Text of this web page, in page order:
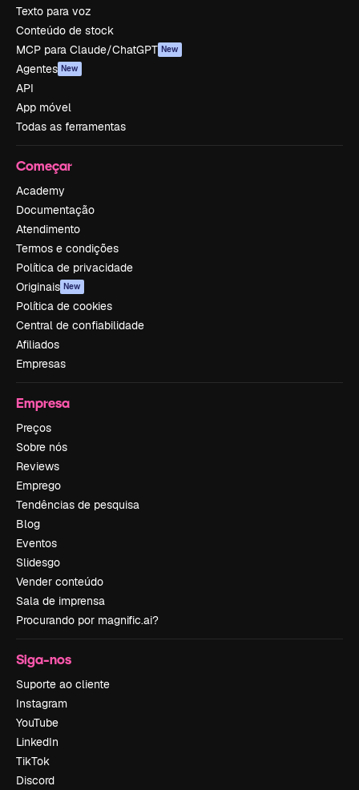
Texto para voz
Conteúdo de stock
MCP para Claude/ChatGPT New
Agentes New
API
App móvel
Todas as ferramentas
Começar
Academy
Documentação
Atendimento
Termos e condições
Política de privacidade
Originais New
Política de cookies
Central de confiabilidade
Afiliados
Empresas
Empresa
Preços
Sobre nós
Reviews
Emprego
Tendências de pesquisa
Blog
Eventos
Slidesgo
Vender conteúdo
Sala de imprensa
Procurando por magnific.ai?
Siga-nos
Suporte ao cliente
Instagram
YouTube
LinkedIn
TikTok
Discord